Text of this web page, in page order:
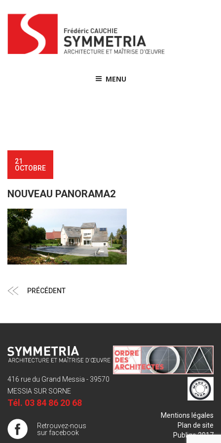
content
MENU
21
OCTOBRE
NOUVEAU PANORAMA2
de
Article
PRÉCÉDENT
416 rue du Grand Messia - 39570
MESSIA SUR SORNE
Tél. 03 84 86 20 68
Retrouvez-nous
sur facebook
Mentions légales
Plan de site
Publigo 2017